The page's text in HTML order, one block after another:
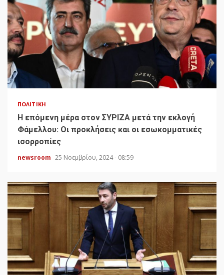
ΠΟΛΙΤΙΚΉ
H επόμενη μέρα στον ΣΥΡΙΖΑ μετά την εκλογή
Φάμελλου: Οι προκλήσεις και οι εσωκομματικές
ισορροπίες
newsroom 25 Νοεμβρίου, 2024 - 08:59